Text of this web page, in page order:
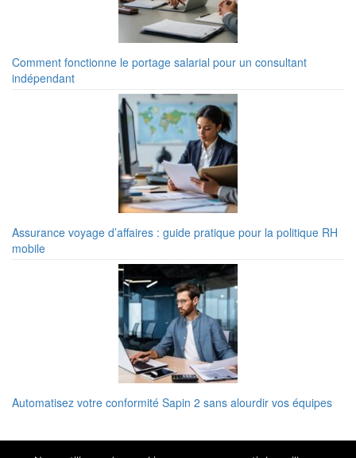
Comment fonctionne le portage salarial pour un consultant
indépendant
Assurance voyage d’affaires : guide pratique pour la politique RH
mobile
Automatisez votre conformité Sapin 2 sans alourdir vos équipes